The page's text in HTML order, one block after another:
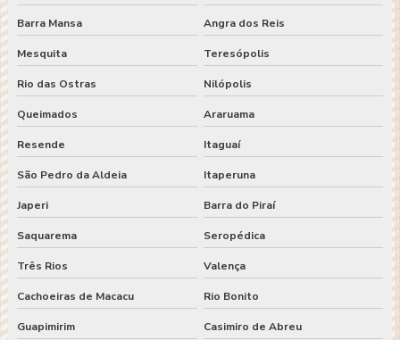
Barra Mansa Angra dos Reis
Mesquita Teresópolis
Rio das Ostras Nilópolis
Queimados Araruama
Resende Itaguaí
São Pedro da Aldeia Itaperuna
Japeri Barra do Piraí
Saquarema Seropédica
Três Rios Valença
Cachoeiras de Macacu Rio Bonito
Guapimirim Casimiro de Abreu